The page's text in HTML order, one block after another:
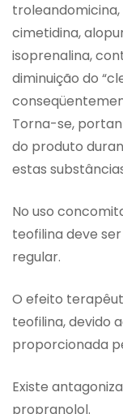
cimetidina,
isoprenalina,
diminuição do
Torna-se,
do produto
estas
No uso
teofilina deve
regular.
O efeito
teofilina, devido
proporcionada
Existe
propranolol.